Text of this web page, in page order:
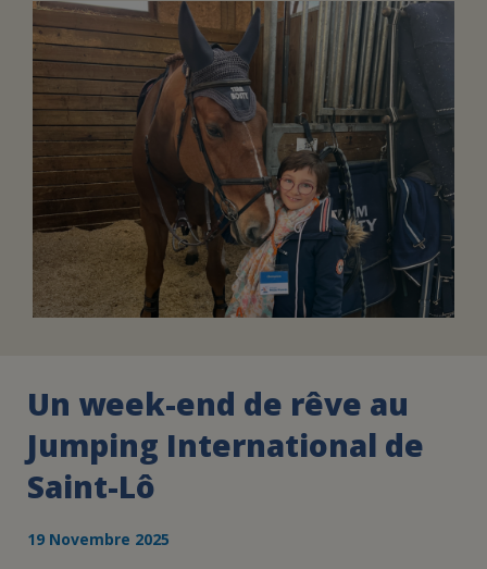
FAIRE UN DON
ASSURANCE VIE/LEGS
ESPACE PRESSE
JE DEVIENS
BÉNÉVOLE
DEVENIR
UN PETIT PRINCE
Un week-end de rêve au
Jumping International de
Saint-Lô
19 Novembre 2025